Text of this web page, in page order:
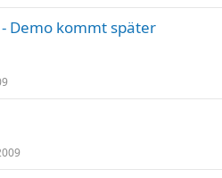
Demo kommt später